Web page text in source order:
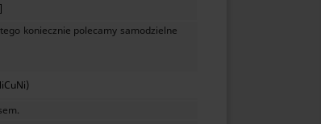
koniecznie polecamy samodzielne